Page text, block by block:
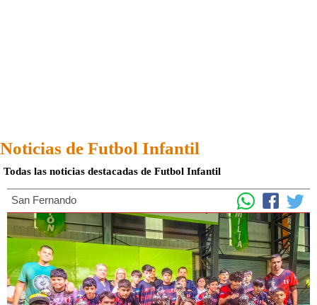
Noticias de Futbol Infantil
Todas las noticias destacadas de Futbol Infantil
San Fernando